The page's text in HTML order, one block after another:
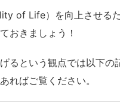
of Life）を向上させる
おきましょう！
るという観点では以下の
ればご覧ください。